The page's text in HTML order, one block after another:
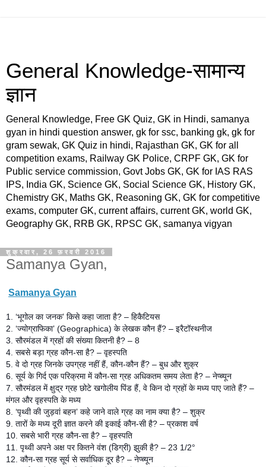
General Knowledge-सामान्य
ज्ञान
General Knowledge, Free GK Quiz, GK in Hindi, samanya
gyan in hindi question answer, gk for ssc, banking gk, gk for
gram sewak, GK Quiz in hindi, Rajasthan GK, GK for all
competition exams, Railway GK Police, CRPF GK, GK for
Public service commission, Govt Jobs GK, GK for IAS RAS
IPS, India GK, Science GK, Social Science GK, History GK,
Chemistry GK, Maths GK, Reasoning GK, GK for competitive
exams, computer GK, current affairs, current GK, world GK,
Geography GK, RRB GK, RPSC GK, samanya vigyan
शुक्रवार, 26 फ़रवरी 2016
Samanya Gyan,
Samanya Gyan
1. ‘भूगोल का जनक’ किसे कहा जाता है? – हिकैटियस
2. ‘ज्योग्राफिका’ (Geographica) के लेखक कौन हैं? – इरैटॉस्थनीज
3. सौरमंडल में ग्रहों की संख्या कितनी है? – 8
4. सबसे बड़ा ग्रह कौन-सा है? – वृहस्पति
5. वे दो ग्रह जिनके उपग्रह नहीं हैं, कौन-कौन हैं? – बुध और शुक्र
6. सूर्य के गिर्द एक परिक्रमा में कौन-सा ग्रह अधिकतम समय लेता है? – नेप्च्यून
7. सौरमंडल में क्षुद्र ग्रह छोटे खगोलीय पिंड हैं, वे किन दो ग्रहों के मध्य पाए जाते हैं? –
मंगल और वृहस्पति के मध्य
8. ‘पृथ्वी की जुड़वां बहन’ कहे जाने वाले ग्रह का नाम क्या है? – शुक्र
9. तारों के मध्य दूरी ज्ञात करने की इकाई कौन-सी है? – प्रकाश वर्ष
10. सबसे भारी ग्रह कौन-सा है? – वृहस्पति
11. पृथ्वी अपने अक्ष पर कितने वंश (डिग्री) झुकी है? – 23 1/2°
12. कौन-सा ग्रह सूर्य से सर्वाधिक दूर है? – नेप्च्यून